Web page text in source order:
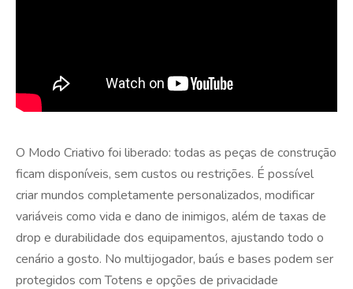
O Modo Criativo foi liberado: todas as peças de construção
ficam disponíveis, sem custos ou restrições. É possível
criar mundos completamente personalizados, modificar
variáveis como vida e dano de inimigos, além de taxas de
drop e durabilidade dos equipamentos, ajustando todo o
cenário a gosto. No multijogador, baús e bases podem ser
protegidos com Totens e opções de privacidade